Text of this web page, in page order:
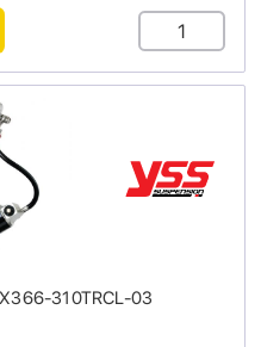
310TRCL-03